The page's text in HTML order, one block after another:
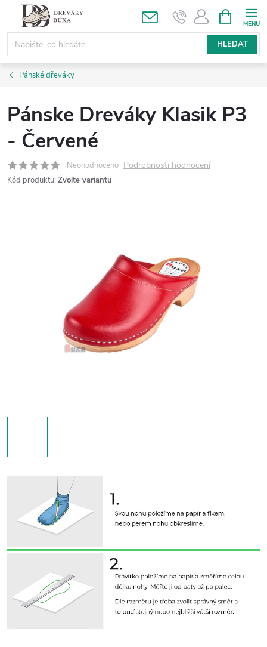
obsah
HLEDAT
NÁKUPNÍ
KOŠÍK
Pánské dřeváky
Pánske Dreváky Klasik P3
- Červené
Neohodnoceno Podrobnosti hodnocení
Kód produktu: Zvolte variantu